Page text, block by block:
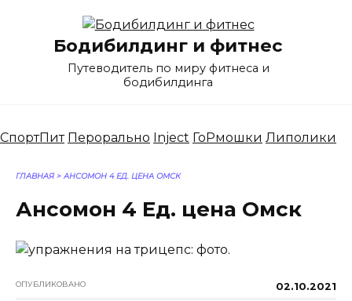
содержаниюБодибилдинг и фитнес
Путеводитель по миру фитнеса и
бодибилдинга
СпортПит Перорально Inject ГоРмошки Липолики
ГЛАВНАЯ > АНСОМОН 4 ЕД. ЦЕНА ОМСК
Ансомон 4 Ед. цена Омск
ОПУБЛИКОВАНО 02.10.2021